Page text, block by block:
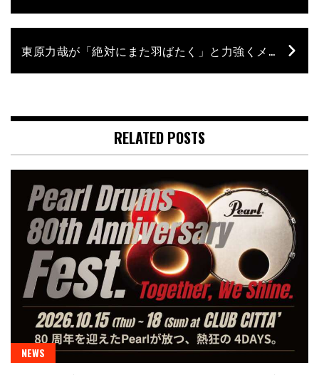
東原力哉が「絶対にまた羽ばたく」と力強くメッセージ！
RELATED POSTS
NEWS